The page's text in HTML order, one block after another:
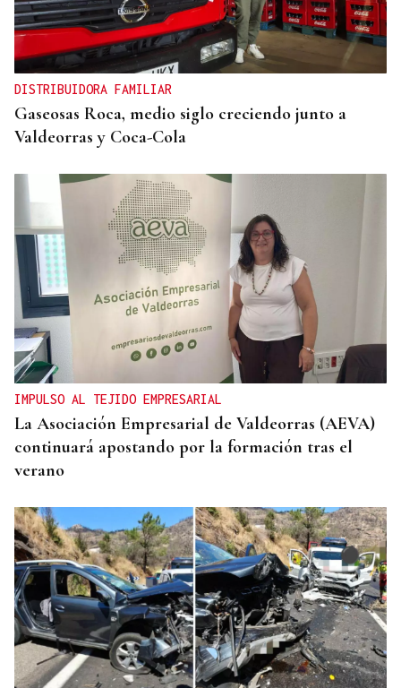
DISTRIBUIDORA FAMILIAR
Gaseosas Roca, medio siglo creciendo junto a
Valdeorras y Coca-Cola
IMPULSO AL TEJIDO EMPRESARIAL
La Asociación Empresarial de Valdeorras (AEVA)
continuará apostando por la formación tras el
verano